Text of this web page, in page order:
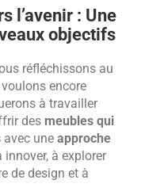
l’avenir : Une
objectifs
réfléchissons au
encore
à travailler
des meubles qui
avec une approche
à explorer
de design et à